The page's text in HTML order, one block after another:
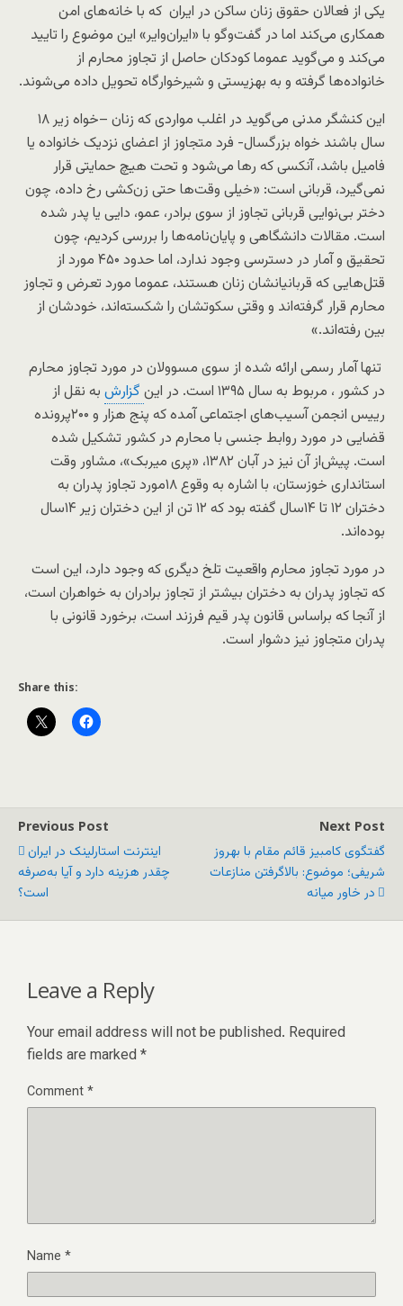
یکی از فعالان حقوق زنان ساکن در ایران که با خانه‌های امن
همکاری می‌کند اما در گفت‌وگو با «ایران‌وایر» این موضوع را تایید
می‌کند و می‌گوید عموما کودکان حاصل از تجاوز محارم از
خانواده‌ها گرفته و به بهزیستی و شیرخوارگاه تحویل داده می‌شوند.
این کنشگر مدنی می‌گوید در اغلب مواردی که زنان –خواه زیر ۱۸
سال باشند خواه بزرگسال- فرد متجاوز از اعضای نزدیک خانواده یا
فامیل باشد، آنکسی که رها می‌شود و تحت هیچ حمایتی قرار
نمی‌گیرد، قربانی است: «خیلی وقت‌ها حتی زن‌کشی رخ داده، چون
دختر بی‌نوایی قربانی تجاوز از سوی برادر، عمو، دایی یا پدر شده
است. مقالات دانشگاهی و پایان‌نامه‌ها را بررسی کردیم، چون
تحقیق و آمار در دسترسی وجود ندارد، اما حدود ۴۵۰ مورد از
قتل‌هایی که قربانیانشان زنان هستند، عموما مورد تعرض و تجاوز
محارم قرار گرفته‌اند و وقتی سکوتشان را شکسته‌اند، خودشان از
بین رفته‌اند.»
تنها آمار رسمی ارائه شده از سوی مسوولان در مورد تجاوز محارم
در کشور ، مربوط به سال ۱۳۹۵ است. در این
گزارش به نقل از
رییس انجمن آسیب‌های اجتماعی آمده که پنج هزار و ۲۰۰پرونده
قضایی در مورد روابط جنسی با محارم در کشور تشکیل شده
است. پیش‌از آن نیز در آبان ۱۳۸۲، «پری میربک»، مشاور وقت
استانداری خوزستان، با اشاره به وقوع ۱۸مورد تجاوز پدران به
دختران ۱۲ تا ۱۴سال گفته بود که ۱۲ تن از این دختران زیر ۱۴سال
بوده‌اند.
در مورد تجاوز محارم واقعیت تلخ دیگری که وجود دارد، این است
که تجاوز پدران به دختران بیشتر از تجاوز برادران به خواهران است،
از آنجا که براساس قانون پدر قیم فرزند است، برخورد قانونی با
پدران متجاوز نیز دشوار است.
Share this:
Previous Post
اینترنت استارلینک در ایران
چقدر هزینه دارد و آیا به‌صرفه
است؟
Next Post
گفتگوی کامبیز قائم مقام با بهروز
شریفی؛ موضوع: بالاگرفتن منازعات
در خاور میانه
Leave a Reply
Your email address will not be published. Required
fields are marked *
Comment*
Name *